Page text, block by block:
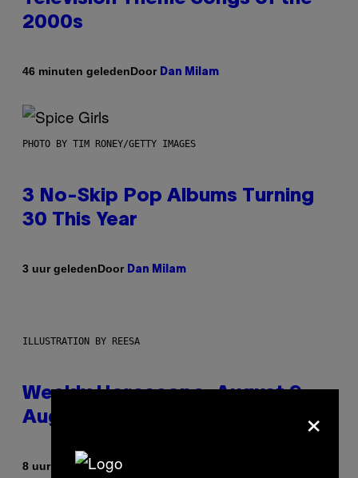
2000s
46 minuten geledenDoor Dan Milam
PHOTO BY TIM RONEY/GETTY IMAGES
3 No-Skip Pop Albums Turning
30 This Year
3 uur geledenDoor Dan Milam
ILLUSTRATION BY REESA
Weekly Horoscope: August 9-
August 15
8 uur geledenDoor
×